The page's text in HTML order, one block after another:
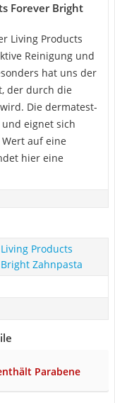
Forever Bright
Living Products
Reinigung und
hat uns der
der durch die
Die dermatest-
eignet sich
auf eine
hier eine
Products
Zahnpasta
Parabene